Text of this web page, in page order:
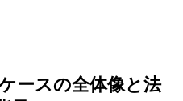
ースの全体像と法